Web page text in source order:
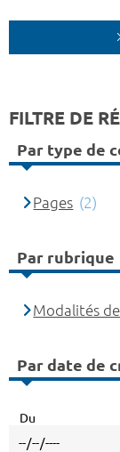
FILTRE DE
Par type de
Pages (2)
Par rubrique
Modalités
Par date de
Du